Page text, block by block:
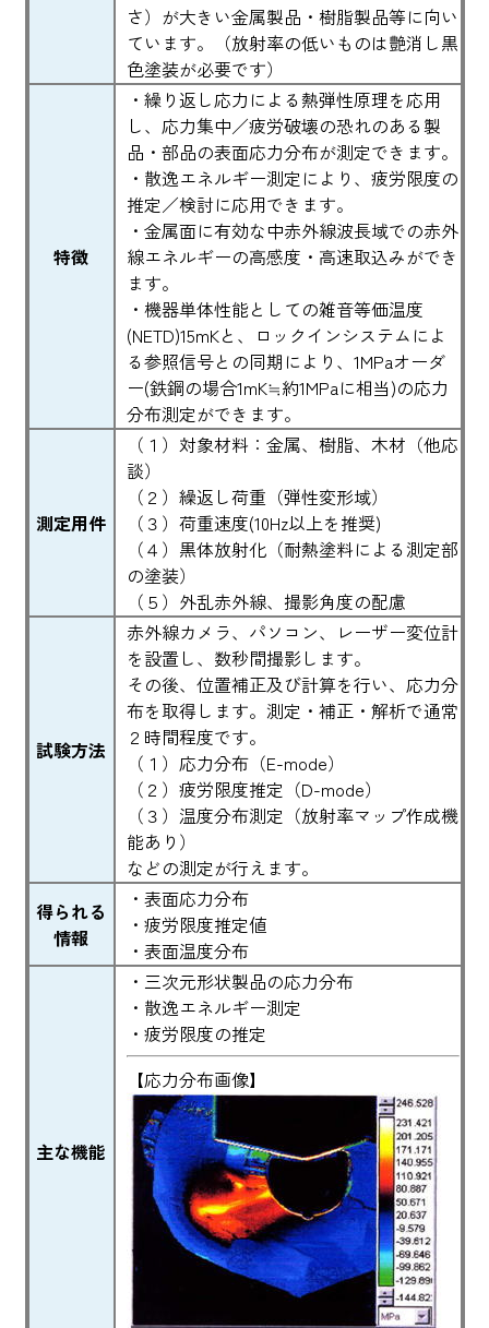
さ）が大きい金属製品・樹脂製品等に向い
ています。（放射率の低いものは艶消し黒
色塗装が必要です）
特徴
・繰り返し応力による熱弾性原理を応用
し、応力集中／疲労破壊の恐れのある製
品・部品の表面応力分布が測定できます。
・散逸エネルギー測定により、疲労限度の
推定／検討に応用できます。
・金属面に有効な中赤外線波長域での赤外
線エネルギーの高感度・高速取込みができ
ます。
・機器単体性能としての雑音等価温度
(NETD)15mKと、ロックインシステムによ
る参照信号との同期により、1MPaオーダ
ー(鉄鋼の場合1mK≒約1MPaに相当)の応力
分布測定ができます。
測定用件
（１）対象材料：金属、樹脂、木材（他応
談）
（２）繰返し荷重（弾性変形域）
（３）荷重速度(10Hz以上を推奨)
（４）黒体放射化（耐熱塗料による測定部
の塗装）
（５）外乱赤外線、撮影角度の配慮
試験方法
赤外線カメラ、パソコン、レーザー変位計
を設置し、数秒間撮影します。
その後、位置補正及び計算を行い、応力分
布を取得します。測定・補正・解析で通常
２時間程度です。
（１）応力分布（E-mode）
（２）疲労限度推定（D-mode）
（３）温度分布測定（放射率マップ作成機
能あり）
などの測定が行えます。
得られる
情報
・表面応力分布
・疲労限度推定値
・表面温度分布
主な機能
・三次元形状製品の応力分布
・散逸エネルギー測定
・疲労限度の推定
【応力分布画像】